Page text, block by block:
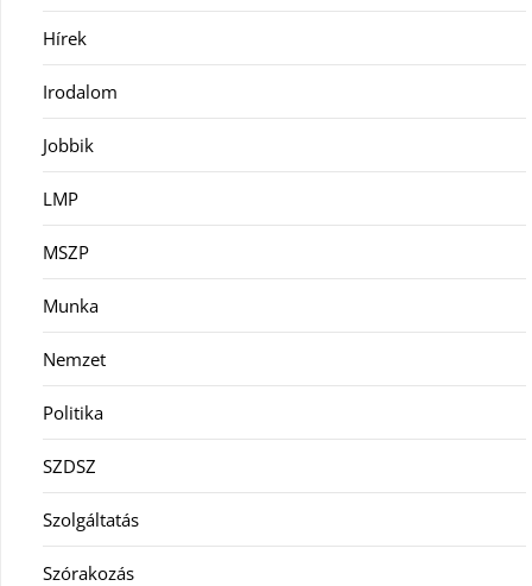
Hírek
Irodalom
Jobbik
LMP
MSZP
Munka
Nemzet
Politika
SZDSZ
Szolgáltatás
Szórakozás